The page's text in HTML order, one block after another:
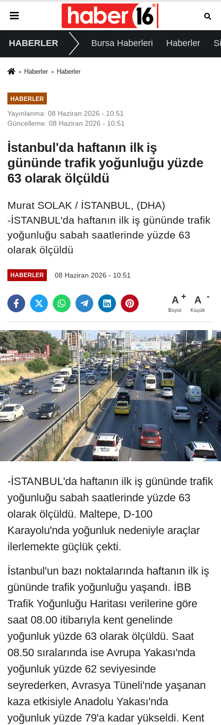
HABERLER Bursa Haberleri Haberler
Haberler Haberler
HABERLER
Yayınlanma: 08 Haziran 2026 - 10:51
Güncelleme: 08 Haziran 2026 - 10:51
İstanbul'da haftanın ilk iş
gününde trafik yoğunluğu yüzde
63 olarak ölçüldü
Murat SOLAK / İSTANBUL, (DHA)
-İSTANBUL'da haftanın ilk iş gününde trafik
yoğunluğu sabah saatlerinde yüzde 63
olarak ölçüldü
HABERLER 08 Haziran 2026 - 10:51
A
Büyüt
A
Küçült
-İSTANBUL'da haftanın ilk iş gününde trafik
yoğunluğu sabah saatlerinde yüzde 63
olarak ölçüldü. Maltepe, D-100
Karayolu'nda yoğunluk nedeniyle araçlar
ilerlemekte güçlük çekti.
İstanbul'un bazı noktalarında haftanın ilk iş
gününde trafik yoğunluğu yaşandı. İBB
Trafik Yoğunluğu Haritası verilerine göre
saat 08.00 itibarıyla kent genelinde
yoğunluk yüzde 63 olarak ölçüldü. Saat
08.50 sıralarında ise Avrupa Yakası'nda
yoğunluk yüzde 62 seviyesinde
seyrederken, Avrasya Tüneli'nde yaşanan
kaza etkisiyle Anadolu Yakası'nda
yoğunluk yüzde 79'a kadar yükseldi. Kent